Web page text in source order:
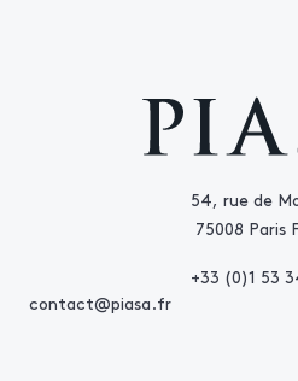
54, rue de
75008 Paris
+33 (0)1 53
contact@piasa.fr